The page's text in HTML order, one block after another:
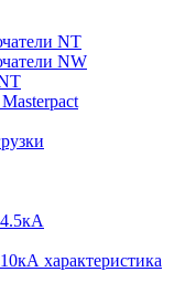
NT
NW
характеристика